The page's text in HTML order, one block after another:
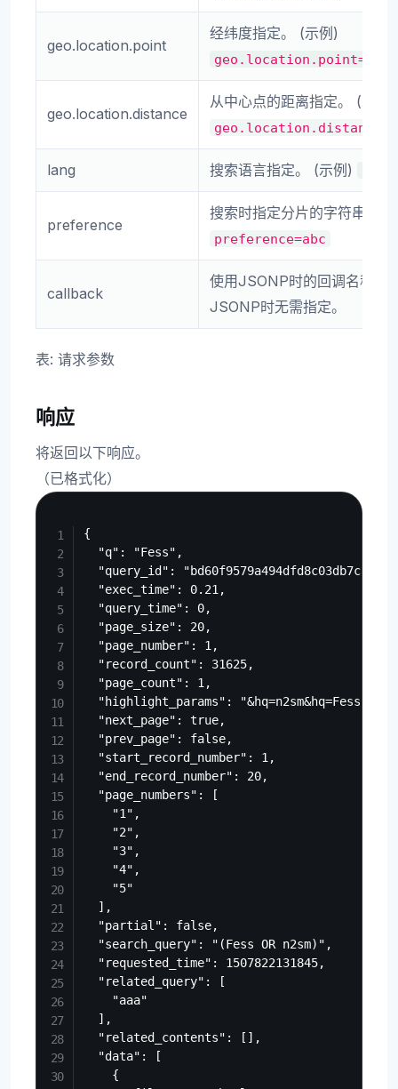
geo.location.point
经纬度指定。 (示例)
geo.location.distance
从中心点的距离指定。 (示例)
lang 搜索语言指定。 (示例)
preference
搜索时指定分片的字符串。 (
preference=abc
callback
使用JSONP时的回调名称。
JSONP时无需指定。
表: 请求参数
响应
将返回以下响应。
（已格式化）
{
  "q": "Fess",
"query_id":
  "exec_time": 0.21,
  "query_time": 0,
  "page_size": 20,
  "page_number": 1,
  "record_count": 31625,
  "page_count": 1,
  "highlight_params": "&hq=n2sm&hq=Fess",
  "next_page": true,
  "prev_page": false,
  "start_record_number": 1,
  "end_record_number": 20,
  "page_numbers": [
    "1",
    "2",
    "3",
    "4",
    "5"
  ],
  "partial": false,
  "search_query": "(Fess OR n2sm)",
  "requested_time": 1507822131845,
  "related_query": [
    "aaa"
  ],
  "related_contents": [],
  "data": [
    {